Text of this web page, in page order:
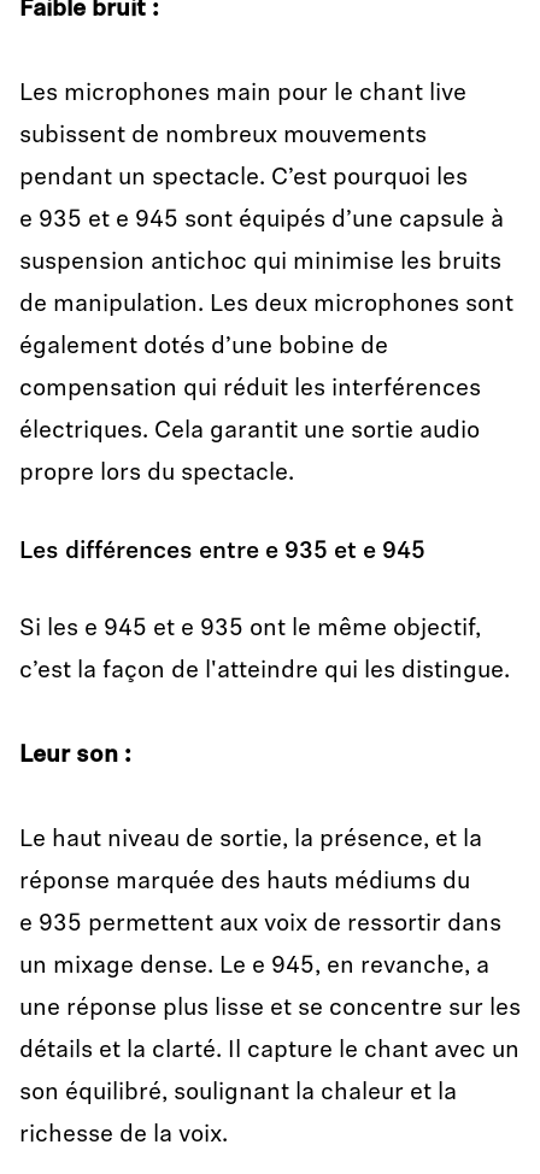
Faible bruit :
Les microphones main pour le chant live
subissent de nombreux mouvements
pendant un spectacle. C’est pourquoi les
e 935 et e 945 sont équipés d’une capsule à
suspension antichoc qui minimise les bruits
de manipulation. Les deux microphones sont
également dotés d’une bobine de
compensation qui réduit les interférences
électriques. Cela garantit une sortie audio
propre lors du spectacle.
Les différences entre e 935 et e 945
Si les e 945 et e 935 ont le même objectif,
c’est la façon de l'atteindre qui les distingue.
Leur son :
Le haut niveau de sortie, la présence, et la
réponse marquée des hauts médiums du
e 935 permettent aux voix de ressortir dans
un mixage dense. Le e 945, en revanche, a
une réponse plus lisse et se concentre sur les
détails et la clarté. Il capture le chant avec un
son équilibré, soulignant la chaleur et la
richesse de la voix.